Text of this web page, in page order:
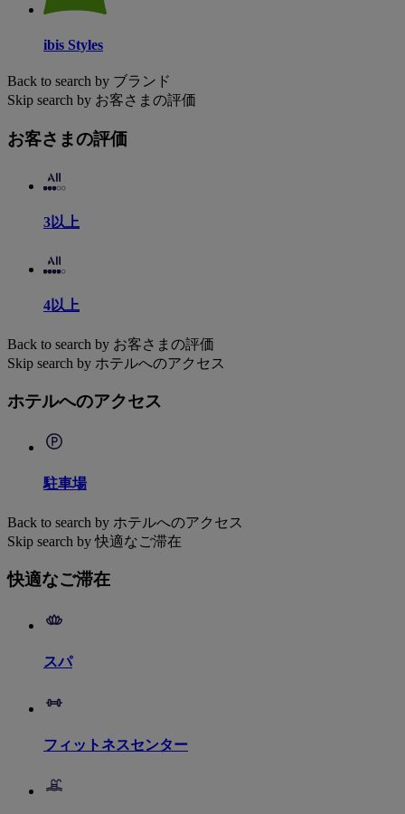
ibis Styles
Back to search by ブランド
Skip search by お客さまの評価
お客さまの評価
3以上
4以上
Back to search by お客さまの評価
Skip search by ホテルへのアクセス
ホテルへのアクセス
駐車場
Back to search by ホテルへのアクセス
Skip search by 快適なご滞在
快適なご滞在
スパ
フィットネスセンター